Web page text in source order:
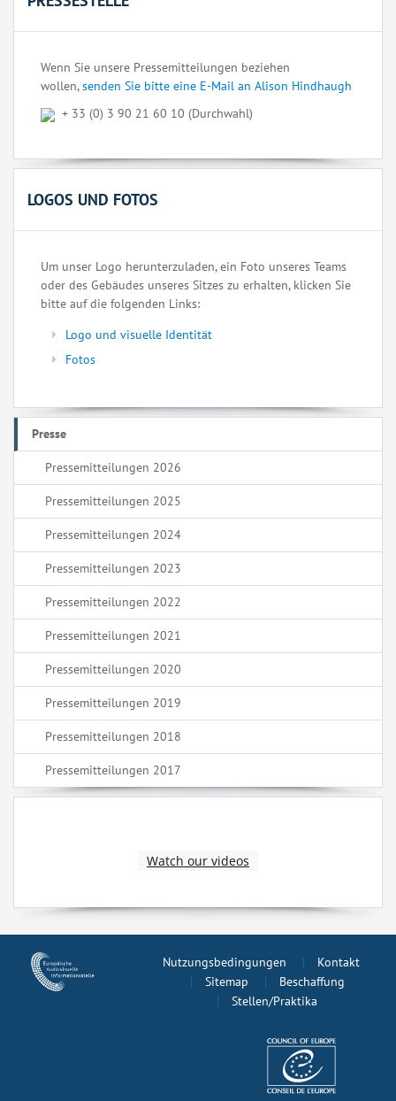
Wenn Sie unsere Pressemitteilungen beziehen
wollen,senden Sie bitte eine E-Mail an Alison Hindhaugh
+ 33 (0) 3 90 21 60 10 (Durchwahl)
LOGOS UND FOTOS
Um unser Logo herunterzuladen, ein Foto unseres Teams
oder des Gebäudes unseres Sitzes zu erhalten, klicken Sie
bitte auf die folgenden Links:
Logo und visuelle Identität
Fotos
Presse
Pressemitteilungen 2026
Pressemitteilungen 2025
Pressemitteilungen 2024
Pressemitteilungen 2023
Pressemitteilungen 2022
Pressemitteilungen 2021
Pressemitteilungen 2020
Pressemitteilungen 2019
Pressemitteilungen 2018
Pressemitteilungen 2017
Watch our videos
Nutzungsbedingungen
Kontakt
Sitemap
Beschaffung
Stellen/Praktika